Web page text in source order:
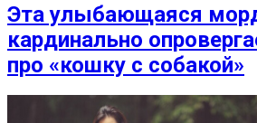
Эта улыбающаяся
кардинально
про «кошку с собакой»